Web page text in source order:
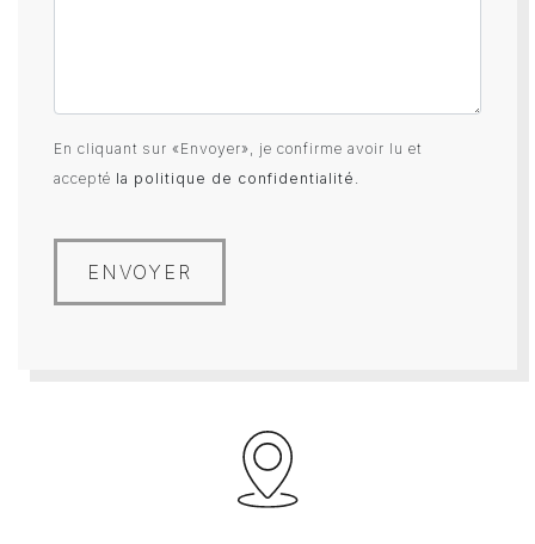
En cliquant sur «Envoyer», je confirme avoir lu et
accepté la politique de confidentialité .
ENVOYER